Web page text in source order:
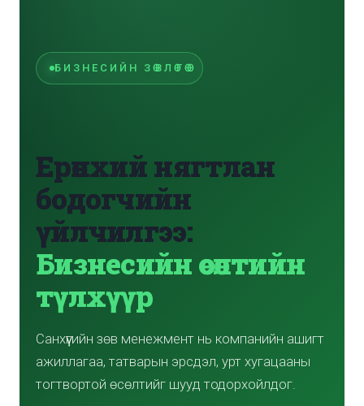
БИЗНЕСИЙН ЗӨВЛӨГӨӨ
Ерөнхий нягтлан
бодогчийн
үйлчилгээ:
Бизнесийн өсөлтийн
түлхүүр
Санхүүгийн зөв менежмент нь компанийн ашигт
ажиллагаа, татварын эрсдэл, урт хугацааны
тогтвортой өсөлтийг шууд тодорхойлдог.